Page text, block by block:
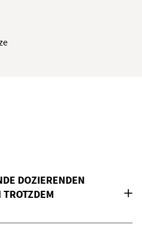
DOZIERENDEN